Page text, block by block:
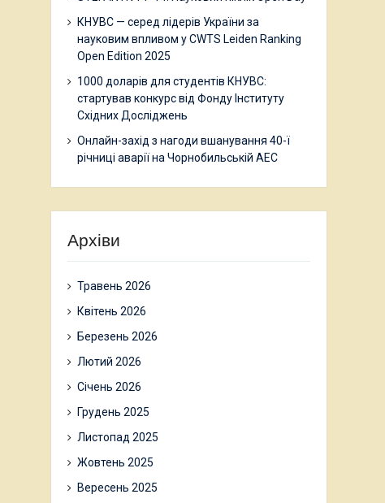
КНУВС — серед лідерів України за
науковим впливом у CWTS Leiden Ranking
Open Edition 2025
1000 доларів для студентів КНУВС:
стартував конкурс від Фонду Інституту
Східних Досліджень
Онлайн-захід з нагоди вшанування 40-ї
річниці аварії на Чорнобильській АЕС
Архіви
Травень 2026
Квітень 2026
Березень 2026
Лютий 2026
Січень 2026
Грудень 2025
Листопад 2025
Жовтень 2025
Вересень 2025